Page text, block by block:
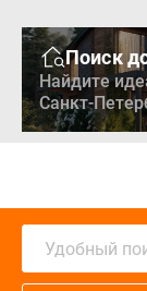
Поиск
Найдите
Санкт-
Удобный